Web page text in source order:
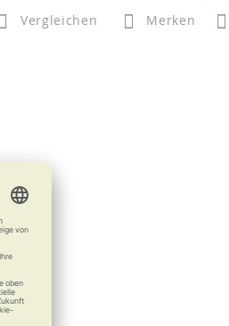
Vergleichen Merken